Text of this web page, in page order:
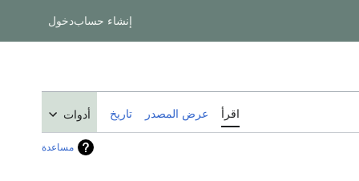
إنشاء حسابدخول
اقرأ عرض المصدر تاريخ أدوات
مساعدة